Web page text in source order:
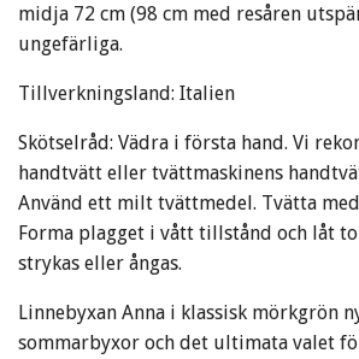
midja 72 cm (98 cm med resåren
ungefärliga.
Tillverkningsland: Italien
Skötselråd: Vädra i första hand. Vi
handtvätt eller tvättmaskinens
Använd ett milt tvättmedel. Tvätta
Forma plagget i vått tillstånd och låt
strykas eller ångas.
Linnebyxan Anna i klassisk mörkgrön
sommarbyxor och det ultimata valet